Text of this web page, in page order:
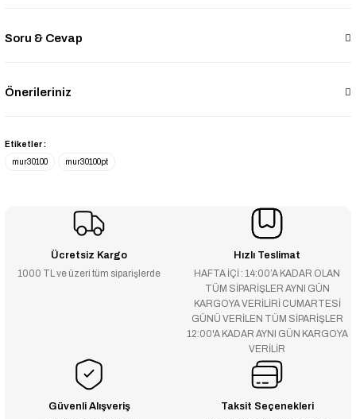
Soru & Cevap
Önerileriniz
Etiketler :
mur30100
mur30100pt
Ücretsiz Kargo
1000 TL ve üzeri tüm siparişlerde
Hızlı Teslimat
HAFTA İÇİ : 14:00’A KADAR OLAN
TÜM SİPARİŞLER AYNI GÜN
KARGOYA VERİLİRİ CUMARTESİ
GÜNÜ VERİLEN TÜM SİPARİŞLER
12:00'A KADAR AYNI GÜN KARGOYA
VERİLİR
Güvenli Alışveriş Taksit Seçenekleri